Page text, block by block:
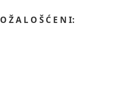
O Ž A L O Š Ć E N I: